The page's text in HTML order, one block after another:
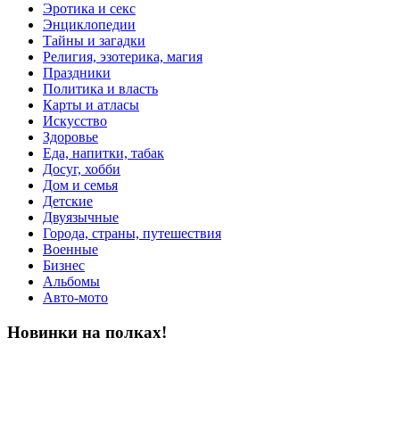
Эротика и секс
Энциклопедии
Тайны и загадки
Религия, эзотерика, магия
Праздники
Политика и власть
Карты и атласы
Искусство
Здоровье
Еда, напитки, табак
Досуг, хобби
Дом и семья
Детские
Двуязычные
Города, страны, путешествия
Военные
Бизнес
Альбомы
Авто-мото
Новинки на полках!